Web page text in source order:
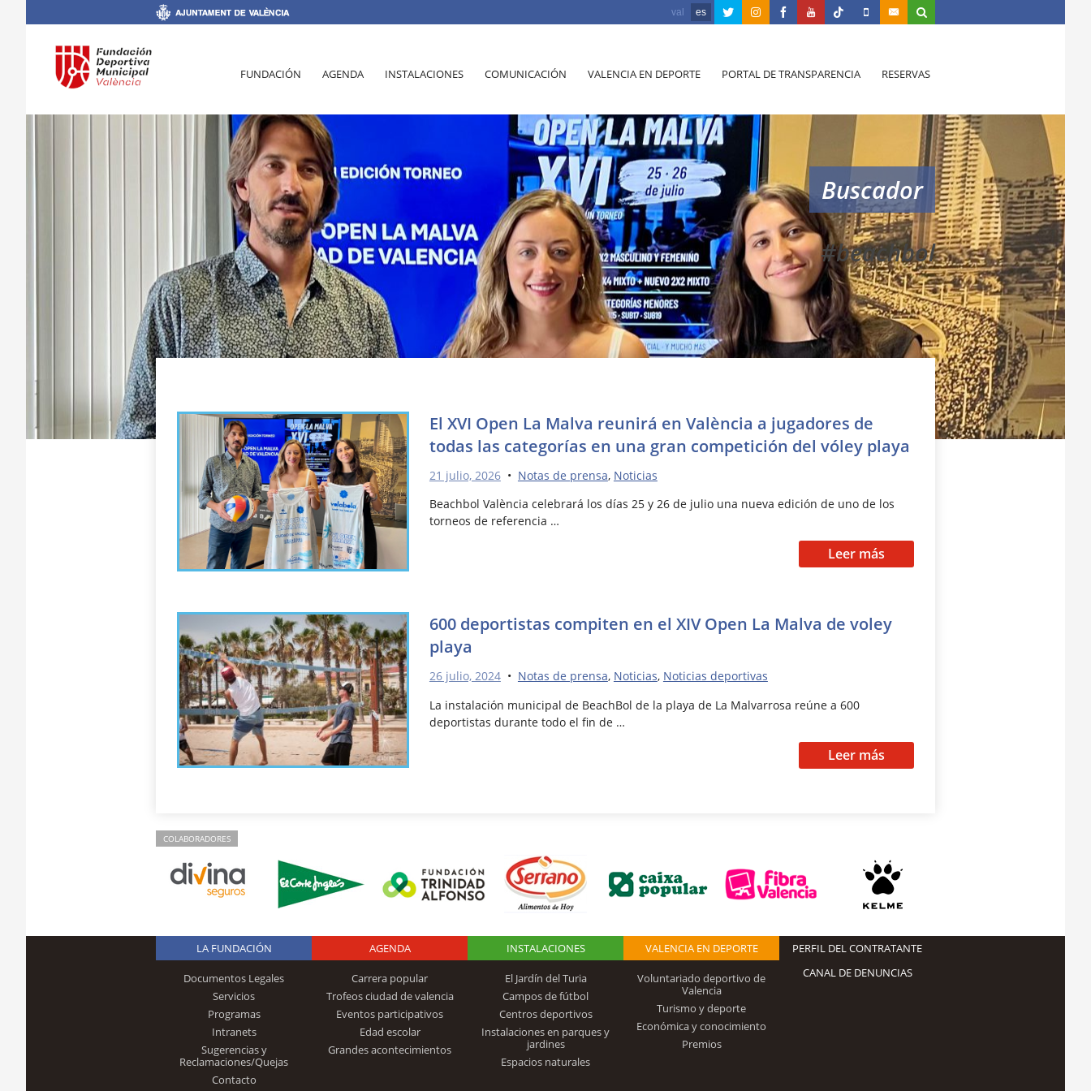
val es
FUNDACIÓN AGENDA INSTALACIONES COMUNICACIÓN VALENCIA EN DEPORTE PORTAL DE TRANSPARENCIA RESERVAS
Buscador
#beachbol
El XVI Open La Malva reunirá en València a jugadores de
todas las categorías en una gran competición del vóley playa
21 julio, 2026• Notas de prensa, Noticias
Beachbol València celebrará los días 25 y 26 de julio una nueva edición de uno de los
torneos de referencia …
Leer más
600 deportistas compiten en el XIV Open La Malva de voley
playa
26 julio, 2024• Notas de prensa, Noticias, Noticias deportivas
La instalación municipal de BeachBol de la playa de La Malvarrosa reúne a 600
deportistas durante todo el fin de …
Leer más
COLABORADORES
Logo Fundación
Trinidad Alfonso
LA FUNDACIÓN
Documentos Legales
Servicios
Programas
Intranets
Sugerencias y
Reclamaciones/Quejas
Contacto
AGENDA
Carrera popular
Trofeos ciudad de valencia
Eventos participativos
Edad escolar
Grandes acontecimientos
INSTALACIONES
El Jardín del Turia
Campos de fútbol
Centros deportivos
Instalaciones en parques y
jardines
Espacios naturales
VALENCIA EN DEPORTE
Voluntariado deportivo de
Valencia
Turismo y deporte
Económica y conocimiento
Premios
PERFIL DEL CONTRATANTE
CANAL DE DENUNCIAS